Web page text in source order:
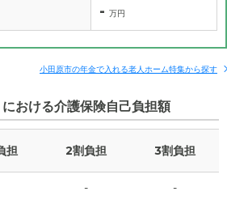
- 万円
小田原市の年金で入れる老人ホーム特集から探す
における介護保険自己負担額
担 2割負担 3割負担
- -